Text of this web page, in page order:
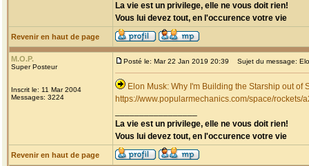
La vie est un privilege, elle ne vous doit rien!
Vous lui devez tout, en l'occurence votre vie
Revenir en haut de page
M.O.P.
Super Posteur
Inscrit le: 11 Mar 2004
Messages: 3224
Posté le: Mar 22 Jan 2019 20:39 Sujet du message:
Elon Musk: Why I'm Building the Starship out of
https://www.popularmechanics.com/space/
La vie est un privilege, elle ne vous doit rien!
Vous lui devez tout, en l'occurence votre vie
Revenir en haut de page